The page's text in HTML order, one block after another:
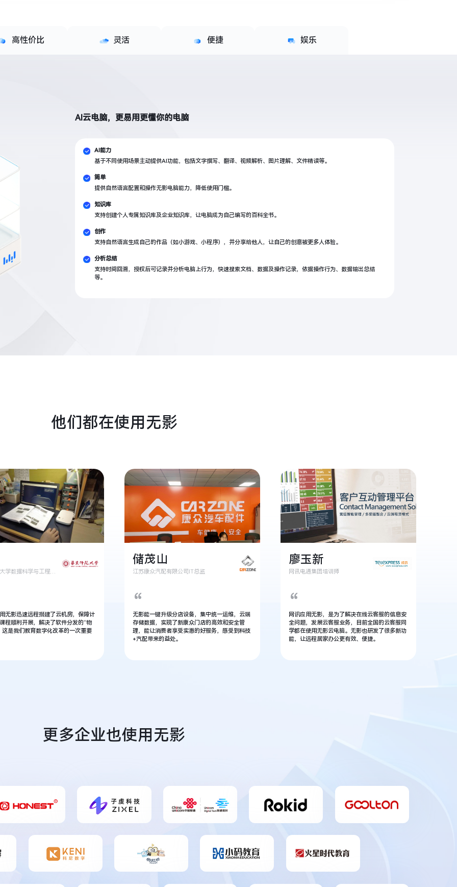
高性价比 灵活 便捷 娱乐
AI云电脑，更易用更懂你的电脑
AI能力
基于不同使用场景主动提供AI功能，包括文字撰写、翻译、视频解析、图片理解、文件精读等。
简单
提供自然语言配置和操作无影电脑能力，降低使用门槛。
知识库
支持创建个人专属知识库及企业知识库，让电脑成为自己编写的百科全书。
创作
支持自然语言生成自己的作品（如小游戏、小程序），并分享给他人，让自己的创意被更多人体验。
分析总结
支持时间回溯，授权后可记录并分析电脑上行为，快速搜索文档、数据及操作记录，依据操作行为、数据输出总结
等。
他们都在使用无影
华东师范大学数据科学与工程学院教授
无影迅速远程搭建了云机房，保障计
程顺利开展，解决了软件分发的“物
这是我们教育数字化改革的一次重要
储茂山
江苏康众汽配有限公司IT总监
“
无影能一键升级分店设备，集中统一运维，云端
存储数据，实现了新康众门店的高效和安全管
理，能让消费者享受实惠的好服务，感受到科技
+汽配带来的益处。
廖玉新
网讯电通集团培训师
“
网讯应用无影，是为了解决在线云客服的信息安
全问题，发展云客服业务，目前全国的云客服同
学都在使用无影云电脑。无影也研发了很多新功
能，让远程居家办公更有效、便捷。
更多企业也使用无影